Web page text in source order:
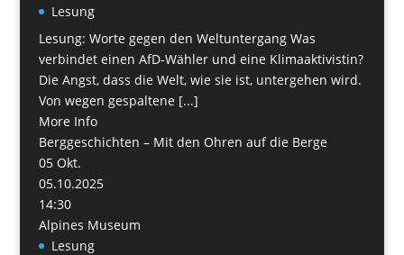
Lesung
Lesung: Worte gegen den Weltuntergang Was
verbindet einen AfD-Wähler und eine Klimaaktivistin?
Die Angst, dass die Welt, wie sie ist, untergehen wird.
Von wegen gespaltene [...]
More Info
Berggeschichten – Mit den Ohren auf die Berge
05 Okt.
05.10.2025
14:30
Alpines Museum
Lesung